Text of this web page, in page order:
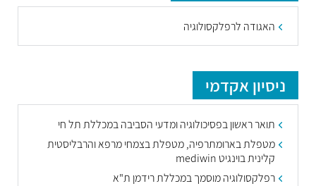
האגודה לרפלקסולוגיה
ניסיון אקדמי
תואר ראשון בפסיכולוגיה ומדעי הסביבה במכללת תל חי
מטפלת בארומתרפיה, מטפלת בצמחי מרפא והרבליסטית
קלינית בוינגיט mediwin
רפלקסולוגיה מוסמך במכללת רידמן ת"א